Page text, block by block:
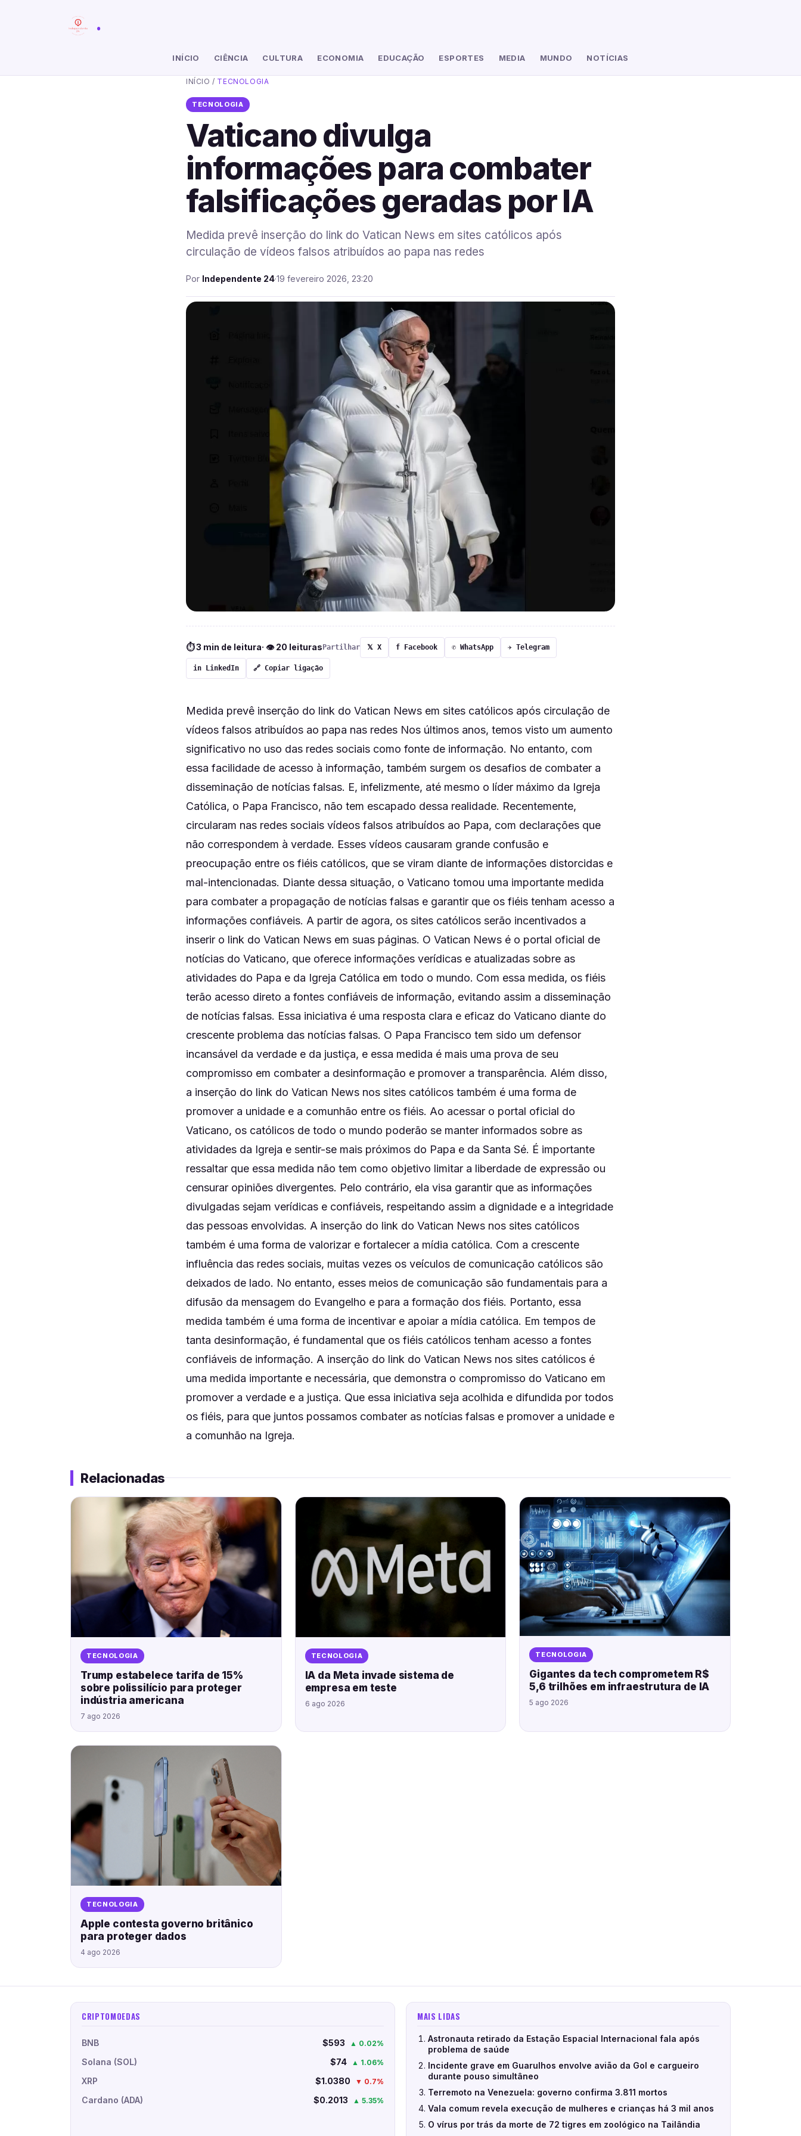
.
INÍCIO CIÊNCIA CULTURA ECONOMIA EDUCAÇÃO ESPORTES MEDIA MUNDO NOTÍCIAS
INÍCIO / TECNOLOGIA
TECNOLOGIA
Vaticano divulga
informações para combater
falsificações geradas por IA
Medida prevê inserção do link do Vatican News em sites católicos após
circulação de vídeos falsos atribuídos ao papa nas redes
Por Independente 24·19 fevereiro 2026, 23:20
⏱ 3 min de leitura· 👁 20 leituras Partilhar 𝕏 X f Facebook ✆ WhatsApp ✈ Telegram
in LinkedIn 🔗 Copiar ligação
Medida prevê inserção do link do Vatican News em sites católicos após circulação de
vídeos falsos atribuídos ao papa nas redes Nos últimos anos, temos visto um aumento
significativo no uso das redes sociais como fonte de informação. No entanto, com
essa facilidade de acesso à informação, também surgem os desafios de combater a
disseminação de notícias falsas. E, infelizmente, até mesmo o líder máximo da Igreja
Católica, o Papa Francisco, não tem escapado dessa realidade. Recentemente,
circularam nas redes sociais vídeos falsos atribuídos ao Papa, com declarações que
não correspondem à verdade. Esses vídeos causaram grande confusão e
preocupação entre os fiéis católicos, que se viram diante de informações distorcidas e
mal-intencionadas. Diante dessa situação, o Vaticano tomou uma importante medida
para combater a propagação de notícias falsas e garantir que os fiéis tenham acesso a
informações confiáveis. A partir de agora, os sites católicos serão incentivados a
inserir o link do Vatican News em suas páginas. O Vatican News é o portal oficial de
notícias do Vaticano, que oferece informações verídicas e atualizadas sobre as
atividades do Papa e da Igreja Católica em todo o mundo. Com essa medida, os fiéis
terão acesso direto a fontes confiáveis de informação, evitando assim a disseminação
de notícias falsas. Essa iniciativa é uma resposta clara e eficaz do Vaticano diante do
crescente problema das notícias falsas. O Papa Francisco tem sido um defensor
incansável da verdade e da justiça, e essa medida é mais uma prova de seu
compromisso em combater a desinformação e promover a transparência. Além disso,
a inserção do link do Vatican News nos sites católicos também é uma forma de
promover a unidade e a comunhão entre os fiéis. Ao acessar o portal oficial do
Vaticano, os católicos de todo o mundo poderão se manter informados sobre as
atividades da Igreja e sentir-se mais próximos do Papa e da Santa Sé. É importante
ressaltar que essa medida não tem como objetivo limitar a liberdade de expressão ou
censurar opiniões divergentes. Pelo contrário, ela visa garantir que as informações
divulgadas sejam verídicas e confiáveis, respeitando assim a dignidade e a integridade
das pessoas envolvidas. A inserção do link do Vatican News nos sites católicos
também é uma forma de valorizar e fortalecer a mídia católica. Com a crescente
influência das redes sociais, muitas vezes os veículos de comunicação católicos são
deixados de lado. No entanto, esses meios de comunicação são fundamentais para a
difusão da mensagem do Evangelho e para a formação dos fiéis. Portanto, essa
medida também é uma forma de incentivar e apoiar a mídia católica. Em tempos de
tanta desinformação, é fundamental que os fiéis católicos tenham acesso a fontes
confiáveis de informação. A inserção do link do Vatican News nos sites católicos é
uma medida importante e necessária, que demonstra o compromisso do Vaticano em
promover a verdade e a justiça. Que essa iniciativa seja acolhida e difundida por todos
os fiéis, para que juntos possamos combater as notícias falsas e promover a unidade e
a comunhão na Igreja.
Relacionadas
TECNOLOGIA
Trump estabelece tarifa de 15%
sobre polissilício para proteger
indústria americana
7 ago 2026
TECNOLOGIA
IA da Meta invade sistema de
empresa em teste
6 ago 2026
TECNOLOGIA
Gigantes da tech comprometem R$
5,6 trilhões em infraestrutura de IA
5 ago 2026
TECNOLOGIA
Apple contesta governo britânico
para proteger dados
4 ago 2026
CRIPTOMOEDAS
BNB $593 ▲ 0.02%
Solana (SOL) $74 ▲ 1.06%
XRP $1.0380 ▼ 0.7%
Cardano (ADA) $0.2013 ▲ 5.35%
MAIS LIDAS
Astronauta retirado da Estação Espacial Internacional fala após
problema de saúde
Incidente grave em Guarulhos envolve avião da Gol e cargueiro
durante pouso simultâneo
Terremoto na Venezuela: governo confirma 3.811 mortos
Vala comum revela execução de mulheres e crianças há 3 mil anos
O vírus por trás da morte de 72 tigres em zoológico na Tailândia